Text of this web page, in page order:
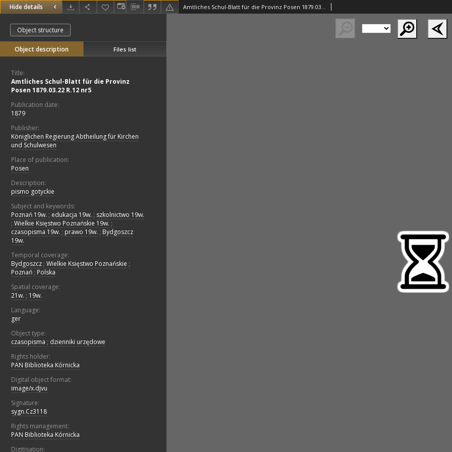
Hide details Amtliches Schul-Blatt für die Provinz Posen 1879.03.22 R.12 nr5
Object structure
Object description Files list
Title:
Amtliches Schul-Blatt für die Provinz
Posen 1879.03.22 R.12 nr5
Publication date:
1879
Publisher:
Königlichen Regierung Abtheilung für Kirchen
und Schulwesen
Place of publication:
Posen
Description:
pismo gotyckie
Subject and keywords:
Poznań 19w. ; edukacja 19w. ; szkolnictwo 19w.
; Wielkie Księstwo Poznańskie 19w. ;
czasopisma 19w. ; prawo 19w. ; Bydgoszcz
19w.
Temporal coverage:
Bydgoszcz ; Wielkie Księstwo Poznańskie ;
Poznań ; Polska
Spatial coverage:
21w. ; 19w.
Language:
ger
Object type:
czasopisma ; dzienniki urzędowe
Rights holder:
PAN Biblioteka Kórnicka
Digital object format:
image/x.djvu
Signature:
sygn.Cz3118
Rights management:
PAN Biblioteka Kórnicka
Digitisation: